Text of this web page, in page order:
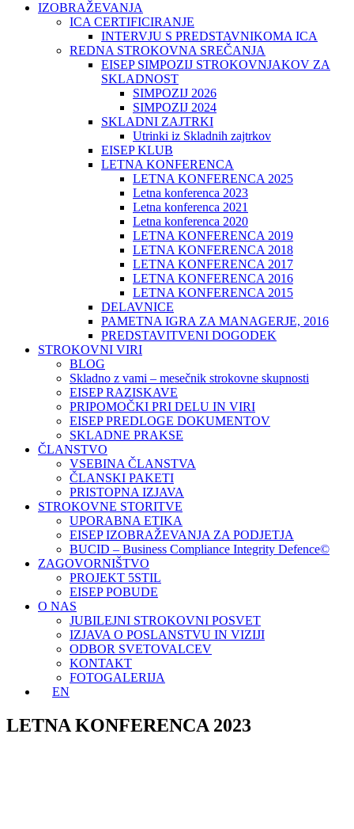
IZOBRAŽEVANJA
ICA CERTIFICIRANJE
INTERVJU S PREDSTAVNIKOMA ICA
REDNA STROKOVNA SREČANJA
EISEP SIMPOZIJ STROKOVNJAKOV ZA
SKLADNOST
SIMPOZIJ 2026
SIMPOZIJ 2024
SKLADNI ZAJTRKI
Utrinki iz Skladnih zajtrkov
EISEP KLUB
LETNA KONFERENCA
LETNA KONFERENCA 2025
Letna konferenca 2023
Letna konferenca 2021
Letna konferenca 2020
LETNA KONFERENCA 2019
LETNA KONFERENCA 2018
LETNA KONFERENCA 2017
LETNA KONFERENCA 2016
LETNA KONFERENCA 2015
DELAVNICE
PAMETNA IGRA ZA MANAGERJE, 2016
PREDSTAVITVENI DOGODEK
STROKOVNI VIRI
BLOG
Skladno z vami – mesečnik strokovne skupnosti
EISEP RAZISKAVE
PRIPOMOČKI PRI DELU IN VIRI
EISEP PREDLOGE DOKUMENTOV
SKLADNE PRAKSE
ČLANSTVO
VSEBINA ČLANSTVA
ČLANSKI PAKETI
PRISTOPNA IZJAVA
STROKOVNE STORITVE
UPORABNA ETIKA
EISEP IZOBRAŽEVANJA ZA PODJETJA
BUCID – Business Compliance Integrity Defence©
ZAGOVORNIŠTVO
PROJEKT 5STIL
EISEP POBUDE
O NAS
JUBILEJNI STROKOVNI POSVET
IZJAVA O POSLANSTVU IN VIZIJI
ODBOR SVETOVALCEV
KONTAKT
FOTOGALERIJA
EN
LETNA KONFERENCA 2023